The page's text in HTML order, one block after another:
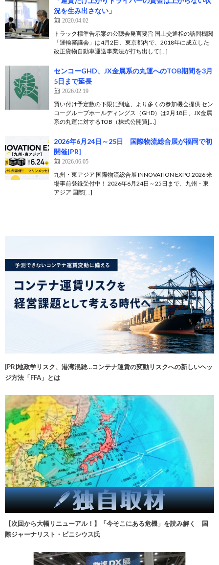
況を生み出さない」
2020.04.02
トラック標準告示案の公聴会発言要旨 国土交通相の諮問機関
「運輸審議会」は4月2日、東京都内で、2018年に成立した
改正貨物自動車運送事業法が打ち出して[…]
センコーGHD、JX金属系の丸運へのTOB期間を3月
5日まで延長
2026.02.19
買い付け予定数の下限に到達、より多くの参加機会提供 セン
コーグループホールディングス（GHD）は2月18日、JX金属
系の丸運に対するTOB（株式公開買[…]
2026年6月24日～25日 国際物流総合展が福岡で初
開催[PR]
2026.06.05
九州・東アジア 国際物流総合展 INNOVATION EXPO 2026 来
場事前登録受付中！ 2026年6月24日～25日まで、九州・東
アジア 国際[…]
[PR]地政学リスク、港湾混雑…コンテナ運賃の変動リスクへの新しいヘッ
ジ方法「FFA」とは
【次回から大幅リニューアル！】「今そこにある危機」を読み解く 国
際ジャーナリスト・ビニシウス氏